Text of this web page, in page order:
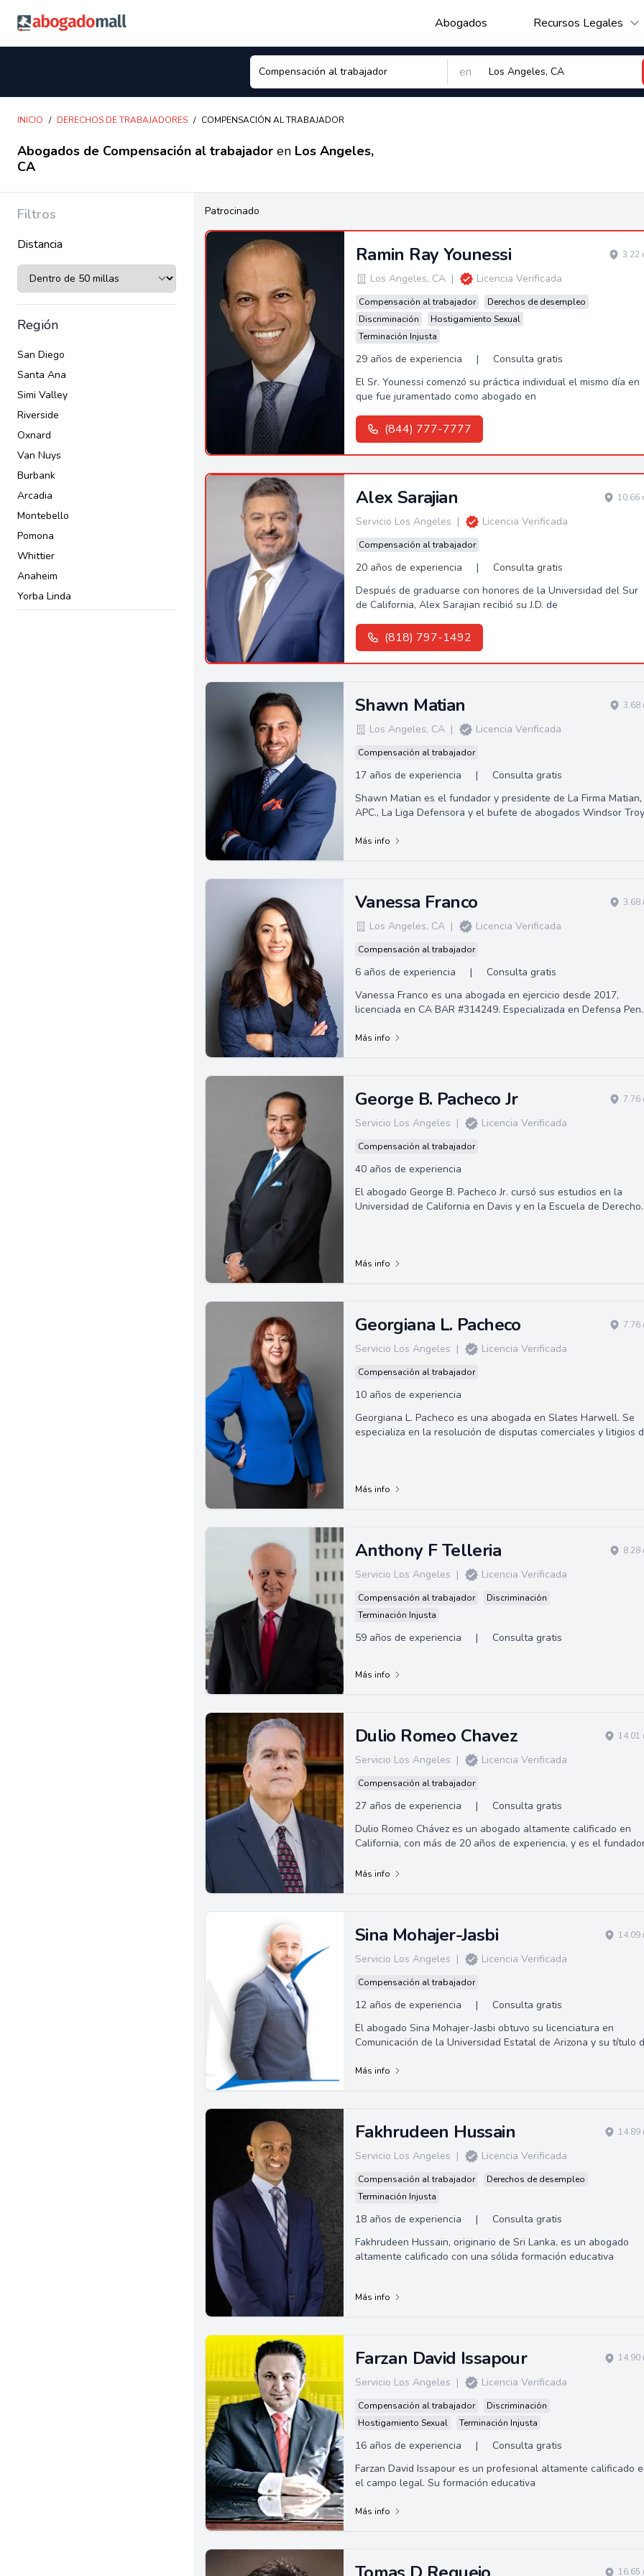
Abogadomall Abogados Recursos Legales
en
INICIO / DERECHOS DE TRABAJADORES / COMPENSACIÓN AL TRABAJADOR
Abogados de Compensación al trabajador en Los Angeles,
CA
Filtros
Distancia
Región
San Diego
Santa Ana
Simi Valley
Riverside
Oxnard
Van Nuys
Burbank
Arcadia
Montebello
Pomona
Whittier
Anaheim
Yorba Linda
Patrocinado
Ramin Ray Younessi
Los Angeles, CA | Licencia Verificada
Compensación al trabajador
Derechos de desempleo
Discriminación
Hostigamiento Sexual
Terminación Injusta
29 años de experiencia | Consulta gratis
3.22
El Sr. Younessi comenzó su práctica individual el mismo día en
que fue juramentado como abogado en
(844) 777-7777
Alex Sarajian
Servicio Los Angeles | Licencia Verificada
Compensación al trabajador
20 años de experiencia | Consulta gratis
10.66
Después de graduarse con honores de la Universidad del Sur
de California, Alex Sarajian recibió su J.D. de
(818) 797-1492
Shawn Matian
Los Angeles, CA | Licencia Verificada
Compensación al trabajador
17 años de experiencia | Consulta gratis
3.68
Shawn Matian es el fundador y presidente de La Firma Matian,
APC., La Liga Defensora y el bufete de abogados Windsor
Más info
Vanessa Franco
Los Angeles, CA | Licencia Verificada
Compensación al trabajador
6 años de experiencia | Consulta gratis
3.68
Vanessa Franco es una abogada en ejercicio desde 2017,
licenciada en CA BAR #314249. Especializada en Defensa
Más info
George B. Pacheco Jr
Servicio Los Angeles | Licencia Verificada
Compensación al trabajador
40 años de experiencia
7.76
El abogado George B. Pacheco Jr. cursó sus estudios en la
Universidad de California en Davis y en la Escuela de Derecho
Más info
Georgiana L. Pacheco
Servicio Los Angeles | Licencia Verificada
Compensación al trabajador
10 años de experiencia
7.76
Georgiana L. Pacheco es una abogada en Slates Harwell. Se
especializa en la resolución de disputas comerciales y litigios
Más info
Anthony F Telleria
Servicio Los Angeles | Licencia Verificada
Compensación al trabajador
Discriminación
Terminación Injusta
59 años de experiencia | Consulta gratis
8.28
Más info
Dulio Romeo Chavez
Servicio Los Angeles | Licencia Verificada
Compensación al trabajador
27 años de experiencia | Consulta gratis
14.01
Dulio Romeo Chávez es un abogado altamente calificado en
California, con más de 20 años de experiencia, y es el
Más info
Sina Mohajer-Jasbi
Servicio Los Angeles | Licencia Verificada
Compensación al trabajador
12 años de experiencia | Consulta gratis
14.09
El abogado Sina Mohajer-Jasbi obtuvo su licenciatura en
Comunicación de la Universidad Estatal de Arizona y su título
Más info
Fakhrudeen Hussain
Servicio Los Angeles | Licencia Verificada
Compensación al trabajador
Derechos de desempleo
Terminación Injusta
18 años de experiencia | Consulta gratis
14.89
Fakhrudeen Hussain, originario de Sri Lanka, es un abogado
altamente calificado con una sólida formación educativa
Más info
Farzan David Issapour
Servicio Los Angeles | Licencia Verificada
Compensación al trabajador
Discriminación
Hostigamiento Sexual
Terminación Injusta
16 años de experiencia | Consulta gratis
14.90
Farzan David Issapour es un profesional altamente calificado
el campo legal. Su formación educativa
Más info
16.65